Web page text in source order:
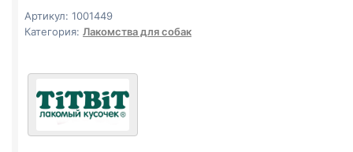
джерки
(БАРАНИНА)
Артикул: 1001449
Категория: Лакомства для собак